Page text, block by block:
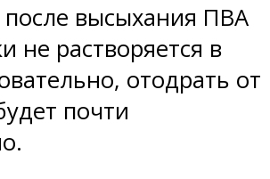
высыхания ПВА
не растворяется в
отодрать от
почти